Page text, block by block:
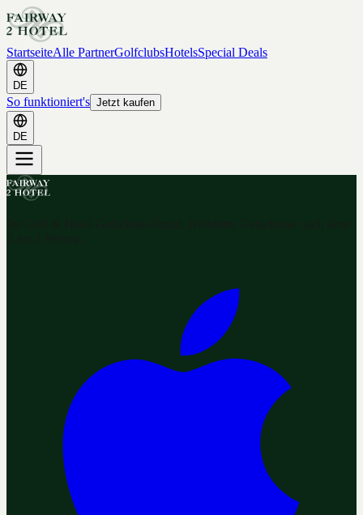
StartseiteAlle PartnerGolfclubsHotelsSpecial Deals
DE
So funktioniert's Jetzt kaufen
DE